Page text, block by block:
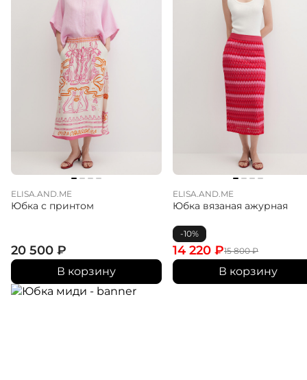
ELISA.AND.ME
Юбка с принтом
20 500 ₽
В корзину
ELISA.AND.ME
Юбка вязаная ажурная
-10%
15 800₽
14 220 ₽
В корзину